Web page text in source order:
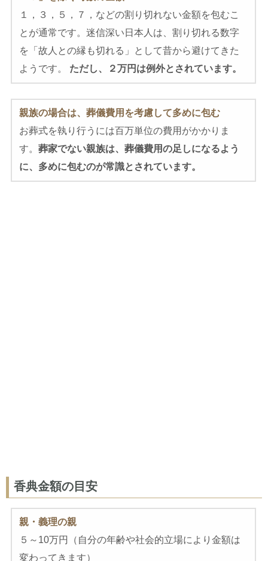
１，３，５，７，などの割り切れない金額を包むこ
とが通常です。迷信深い日本人は、割り切れる数字
を「故人との縁も切れる」として昔から避けてきた
ようです。 ただし、２万円は例外とされています。
親族の場合は、葬儀費用を考慮して多めに包む
お葬式を執り行うには百万単位の費用がかかりま
す。 葬家でない親族は、葬儀費用の足しになるよう
に、多めに包むのが常識とされています。
香典金額の目安
親・義理の親
５～10万円（自分の年齢や社会的立場により金額は
変わってきます）